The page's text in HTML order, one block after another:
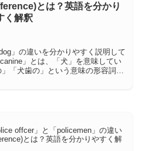
とは？英語を分かり
く解釈
」の違いを分かりやすく説明して
「犬歯の」という意味の形容詞と
offcer」と「policemen」の違い
とは？英語を分かりやすく解